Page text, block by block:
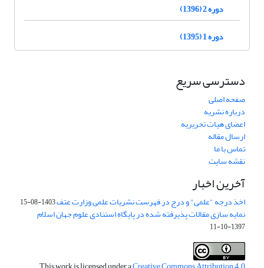
دوره 2 (1396)
دوره 1 (1395)
دسترسی سریع
صفحه اصلی
درباره نشریه
اعضای هیات تحریریه
ارسال مقاله
تماس با ما
نقشه سایت
آخرین اخبار
اخذ درجه "علمی" و درج در فهرست نشریات علمی وزارت عتف1403-08-15
نمایه سازی مقالات پذیرفته شده در پایگاه استنادی علوم جهان اسلام
1397-10-11